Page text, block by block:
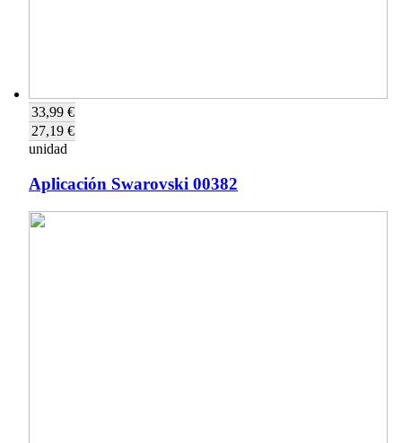
33,99 €
27,19 €
unidad
Aplicación Swarovski 00382